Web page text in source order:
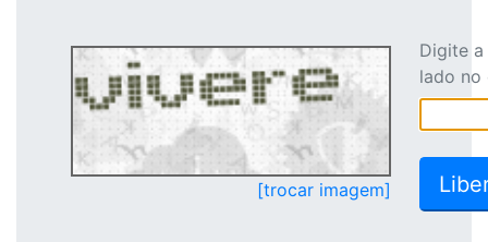
[trocar imagem]
Digite
lado no